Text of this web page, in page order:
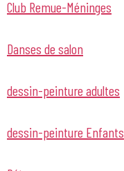
Club Remue-Méninges
Danses de salon
dessin-peinture adultes
dessin-peinture Enfants